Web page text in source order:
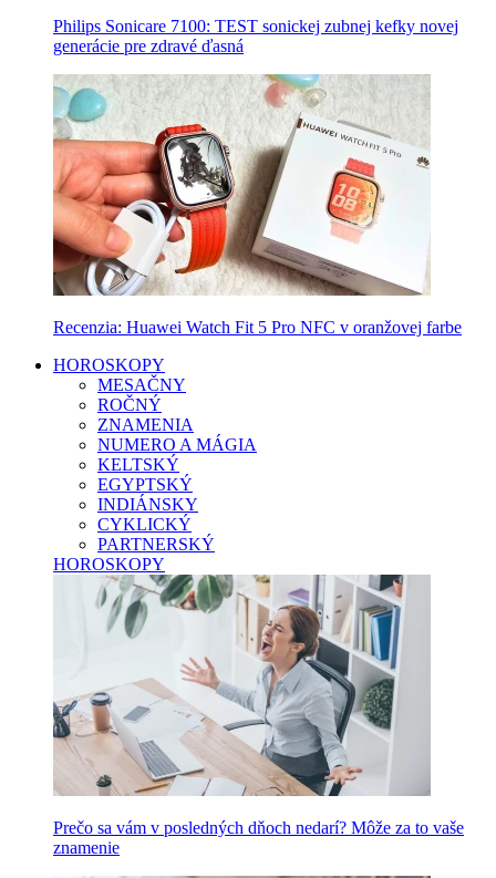
Philips Sonicare 7100: TEST sonickej zubnej kefky novej
generácie pre zdravé ďasná
Recenzia: Huawei Watch Fit 5 Pro NFC v oranžovej farbe
HOROSKOPY
MESAČNY
ROČNÝ
ZNAMENIA
NUMERO A MÁGIA
KELTSKÝ
EGYPTSKÝ
INDIÁNSKY
CYKLICKÝ
PARTNERSKÝ
HOROSKOPY
Prečo sa vám v posledných dňoch nedarí? Môže za to vaše
znamenie